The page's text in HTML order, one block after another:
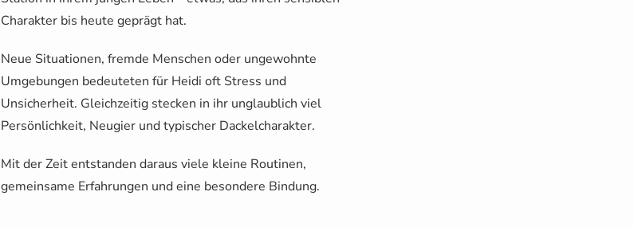
Charakter bis heute geprägt hat.
Neue Situationen, fremde Menschen oder ungewohnte
Umgebungen bedeuteten für Heidi oft Stress und
Unsicherheit. Gleichzeitig stecken in ihr unglaublich viel
Persönlichkeit, Neugier und typischer Dackelcharakter.
Mit der Zeit entstanden daraus viele kleine Routinen,
gemeinsame Erfahrungen und eine besondere Bindung.